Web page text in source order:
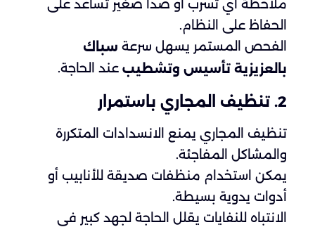
ملاحظة أي تسرب أو صدأ صغير تساعد على
الحفاظ على النظام.
الفحص المستمر يسهل سرعة سباك
بالعزيزية تأسيس وتشطيب عند الحاجة.
2. تنظيف المجاري باستمرار
تنظيف المجاري يمنع الانسدادات المتكررة
والمشاكل المفاجئة.
يمكن استخدام منظفات صديقة للأنابيب أو
أدوات يدوية بسيطة.
الانتباه للنفايات يقلل الحاجة لجهد كبير في